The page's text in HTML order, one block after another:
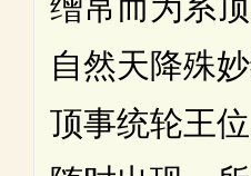
缯帛而为系
自然天降殊
顶事统轮王